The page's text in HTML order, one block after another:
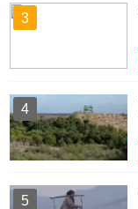
3
4
5